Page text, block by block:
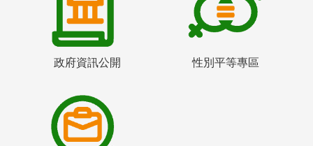
政府資訊公開 性別平等專區